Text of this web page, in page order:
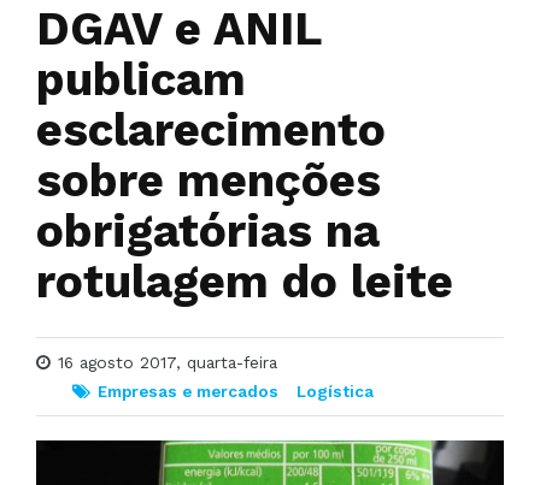
DGAV e ANIL
publicam
esclarecimento
sobre menções
obrigatórias na
rotulagem do leite
16 agosto 2017, quarta-feira
Empresas e mercados
Logística